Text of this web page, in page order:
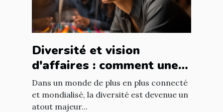
Diversité et vision
d'affaires : comment une
équipe diversifiée peut
stimuler l'innovation
Dans un monde de plus en plus connecté
et mondialisé, la diversité est devenue un
atout majeur...